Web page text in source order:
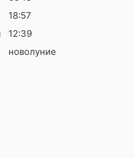
18:57
12:39
новолуние